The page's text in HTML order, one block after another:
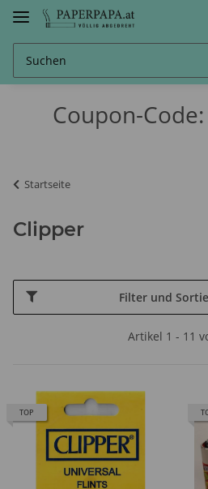
Coupon-Code:
Startseite
Clipper
Filter und
Artikel 1 - 11
TOP